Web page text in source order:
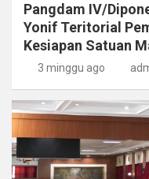
Pangdam IV/
Yonif Teritorial
Kesiapan Satuan
3 minggu ago